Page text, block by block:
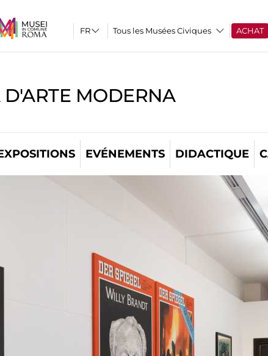
Tous les Musées Civiques ACHAT
D'ARTE MODERNA
EVÉNEMENTS DIDACTIQUE